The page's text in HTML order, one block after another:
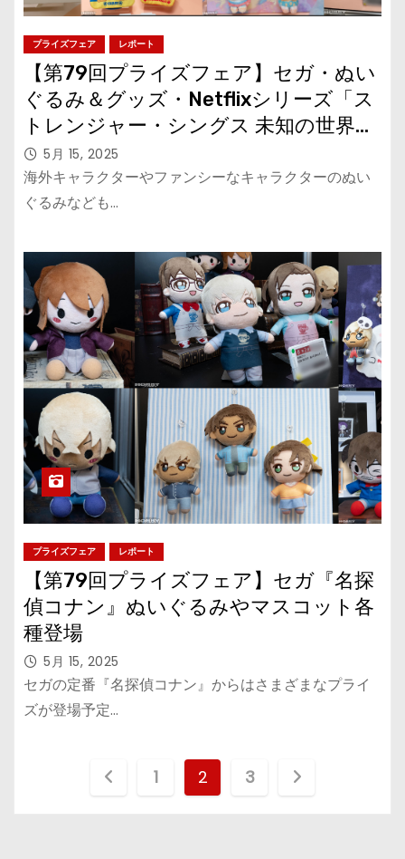
プライズフェア レポート
【第79回プライズフェア】セガ・ぬい
ぐるみ＆グッズ・Netflixシリーズ「ス
トレンジャー・シングス 未知の世界」
「MARVEL」「ディズニー」『とむと
じぇりーごっこ』『パウ・パトロー
ル』『ファンターネ！』『NHK いない
5月 15, 2025
海外キャラクターやファンシーなキャラクターのぬい
ぐるみなども…
プライズフェア レポート
【第79回プライズフェア】セガ『名探
偵コナン』ぬいぐるみやマスコット各
種登場
5月 15, 2025
セガの定番『名探偵コナン』からはさまざまなプライ
ズが登場予定…
投
1 2 3